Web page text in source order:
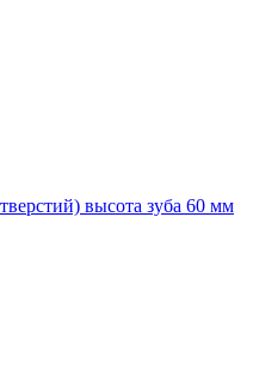
высота зуба 60 мм